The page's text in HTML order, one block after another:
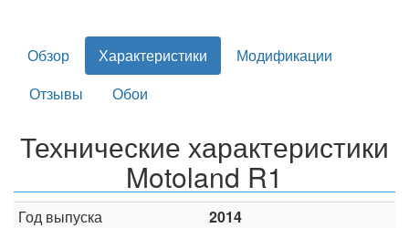
Обзор Характеристики
Модификации
Отзывы
Обои
Технические характеристики
Motoland R1
Год выпуска
2014